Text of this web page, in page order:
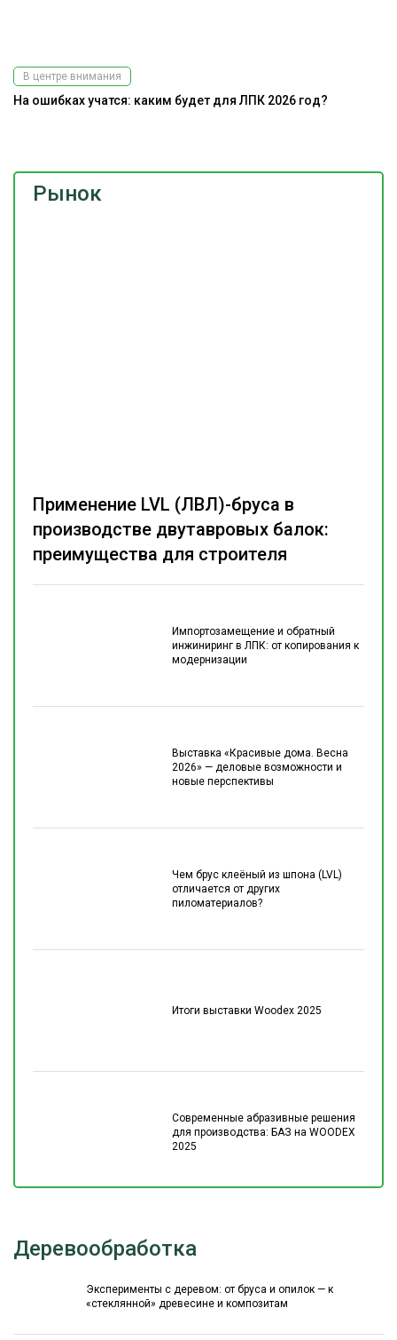
Рынок
Импортозамещение и обратный
инжиниринг в ЛПК: от копирования к
модернизации
Выставка «Красивые дома. Весна
2026» — деловые возможности и
новые перспективы
Чем брус клеёный из шпона (LVL)
отличается от других
пиломатериалов?
Итоги выставки Woodex 2025
Современные абразивные решения
для производства: БАЗ на WOODEX
2025
Применение LVL (ЛВЛ)-бруса в
производстве двутавровых балок:
преимущества для строителя
В центре внимания
На ошибках учатся: каким будет для ЛПК 2026 год?
Деревообработка
Эксперименты с деревом: от бруса и опилок — к
«стеклянной» древесине и композитам